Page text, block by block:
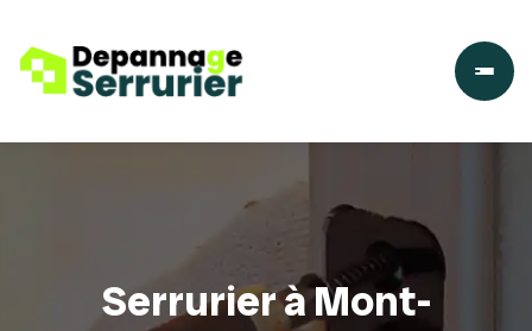
Serrurier à Mont-